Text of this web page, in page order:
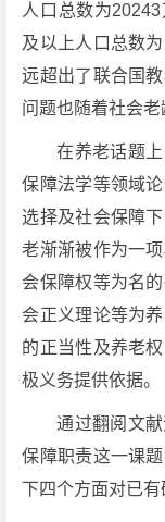
人口总数为
及以上人口总数
远超出了联合国
问题也随着社会老
在养老话题
保障法学等领域
选择及社会保障
老渐渐被作为一
会保障权等为名
会正义理论等为
的正当性及养老
极义务提供依据。
通过翻阅文
保障职责这一课
下四个方面对已有